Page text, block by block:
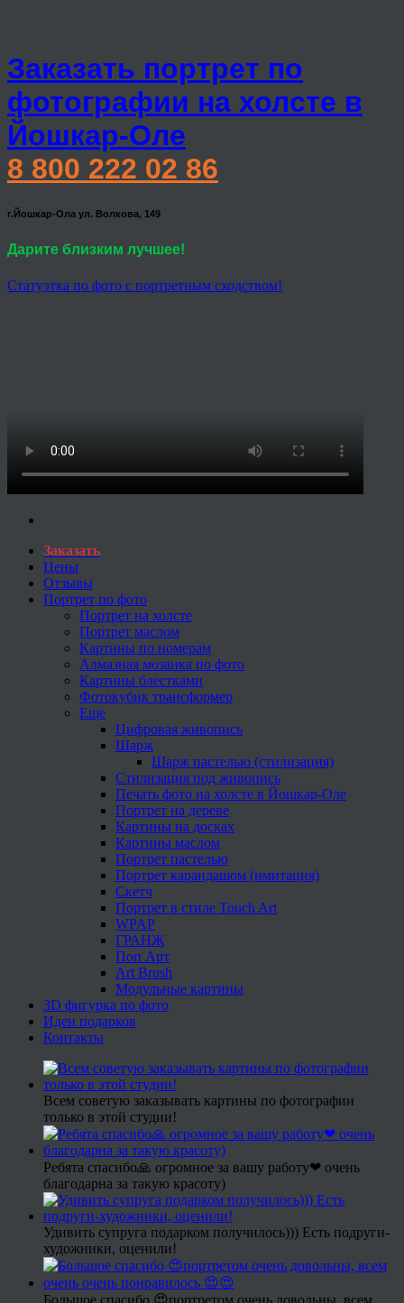
Заказать портрет по
фотографии на холсте в
Йошкар-Оле
8 800 222 02 86
г.Йошкар-Ола ул. Волкова, 149
Дарите близким лучшее!
Статуэтка по фото с портретным сходством!
Заказать
Цены
Отзывы
Портрет по фото
Портрет на холсте
Портрет маслом
Картины по номерам
Алмазная мозаика по фото
Картины блестками
Фотокубик трансформер
Еще
Цифровая живопись
Шарж
Шарж пастелью (стилизация)
Стилизация под живопись
Печать фото на холсте в Йошкар-Оле
Портрет на дереве
Картины на досках
Картины маслом
Портрет пастелью
Портрет карандашом (имитация)
Скетч
Портрет в стиле Touch Art
WPAP
ГРАНЖ
Поп Арт
Art Brush
Модульные картины
3D фигурка по фото
Идеи подарков
Контакты
Всем советую заказывать картины по фотографии
только в этой студии!
Ребята спасибо🙏 огромное за вашу работу❤ очень
благодарна за такую красоту)
Удивить супруга подарком получилось))) Есть подруги-
художники, оценили!
Большое спасибо 😍портретом очень довольны, всем